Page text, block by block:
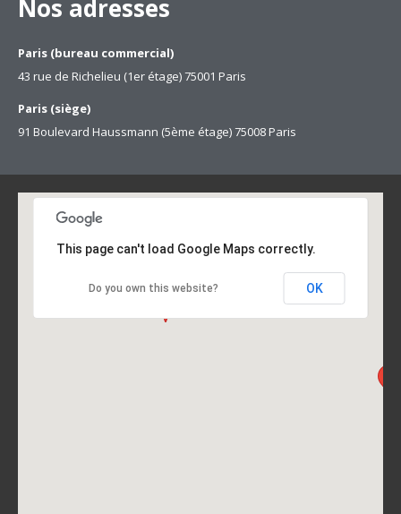
Nos adresses
Paris (bureau commercial)
43 rue de Richelieu (1er étage) 75001 Paris
Paris (siège)
91 Boulevard Haussmann (5ème étage) 75008 Paris
This page can't load Google Maps correctly.
Do you own this website? OK